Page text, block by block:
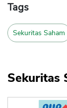
Tags
Sekuritas Saham
Sekuritas